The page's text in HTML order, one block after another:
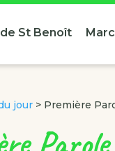
St Benoît
jour > Première